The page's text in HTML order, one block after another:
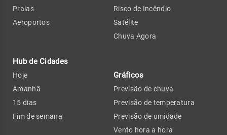
Praias
Aeroportos
Hub de Cidades
Hoje
Amanhã
15 dias
Fim de semana
Risco de Incêndio
Satélite
Chuva Agora
Gráficos
Previsão de chuva
Previsão de temperatura
Previsão de umidade
Vento hora a hora